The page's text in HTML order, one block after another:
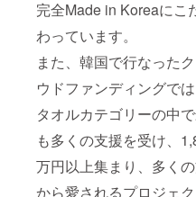
完全Made in Koreaにこ
わっています。
また、韓国で行なった
ウドファンディングでは
タオルカテゴリーの中
も多くの支援を受け、
万円以上集まり、多く
から愛されるプロジェク